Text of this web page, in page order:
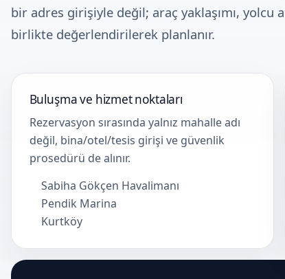
bir adres girişiyle değil; araç yaklaşımı, yolcu
birlikte değerlendirilerek planlanır.
Buluşma ve hizmet noktaları
Rezervasyon sırasında yalnız mahalle adı
değil, bina/otel/tesis girişi ve güvenlik
prosedürü de alınır.
Sabiha Gökçen Havalimanı
Pendik Marina
Kurtköy